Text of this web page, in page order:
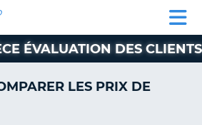
CLIENT
ÉVALUATION DES CLIENTS
LES PRIX DE